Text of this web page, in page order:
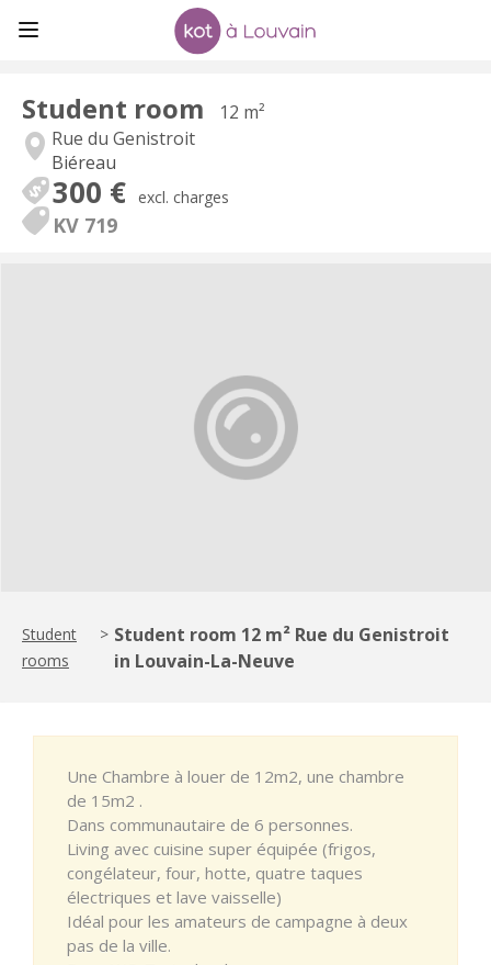
Student room
12 m²
Rue du Genistroit
Biéreau
300 € excl. charges
KV 719
Student
rooms
> Student room 12 m² Rue du Genistroit
in Louvain-La-Neuve
Une Chambre à louer de 12m2, une chambre
de 15m2 .
Dans communautaire de 6 personnes.
Living avec cuisine super équipée (frigos,
congélateur, four, hotte, quatre taques
électriques et lave vaisselle)
Idéal pour les amateurs de campagne à deux
pas de la ville.